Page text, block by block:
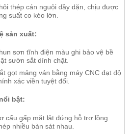
thép cán nguội dầy dặn, chịu được
suất co kéo lớn.
sản xuất:
sơn tĩnh điện màu ghi bảo vệ bề
sườn sắt dính chặt.
gọt mảng ván bằng máy CNC đạt độ
xác viền tuyệt đối.
bật:
cấu gấp mặt lật đứng hỗ trợ lồng
nhiều bàn sát nhau.